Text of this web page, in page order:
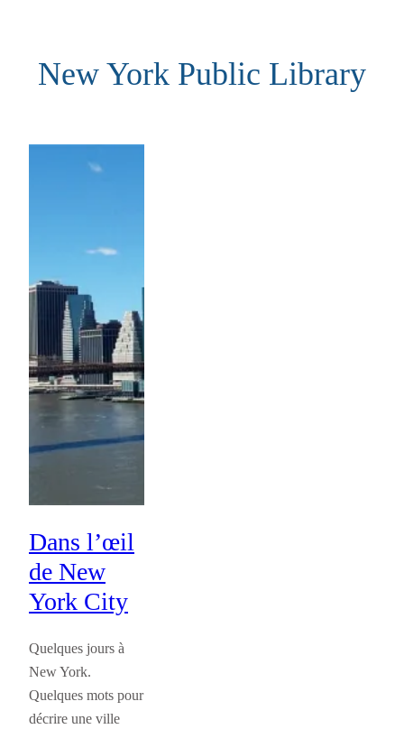
contenuNew York Public Library
Dans l’œil
de New
York City
Quelques jours à
New York.
Quelques mots pour
décrire une ville